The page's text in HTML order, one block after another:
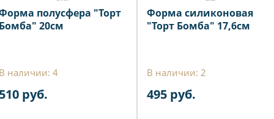
полусфера "Торт
20см
наличии: 4
руб.
Форма силиконовая
"Торт Бомба" 17,6см
В наличии: 2
495 руб.